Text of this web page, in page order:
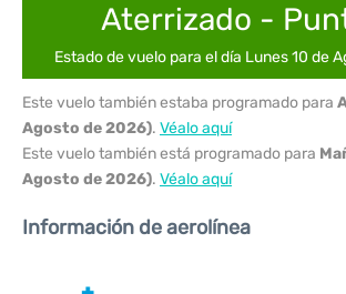
Aterrizado -
Estado de vuelo para el día Lunes 10 de
Este vuelo también estaba programado para
Agosto de 2026). Véalo aquí
Este vuelo también está programado para
Agosto de 2026). Véalo aquí
Información de aerolínea